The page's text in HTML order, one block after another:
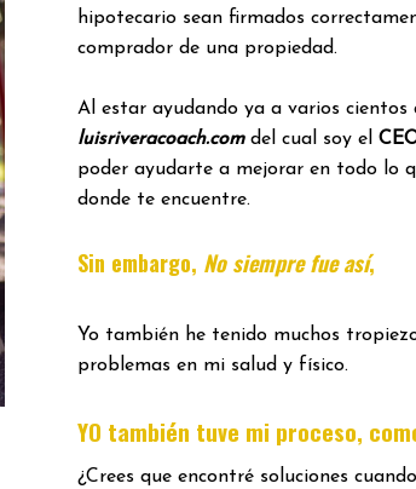
hipotecario sean firmados
comprador de una propiedad.
Al estar ayudando ya a varios cientos
luisriveracoach.comdel cual soy el
poder ayudarte a mejorar en todo lo
donde te encuentre.
Sin embargo, No siempre fue así,
Yo también he tenido muchos
problemas en mi salud y físico.
YO también tuve mi proceso,
¿Crees que encontré soluciones